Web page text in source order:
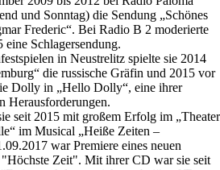
und Sonntag) die Sendung „Schönes
Frederic“. Bei Radio B 2 moderierte
Schlagersendung.
in Neustrelitz spielte sie 2014
die russische Gräfin und 2015 vor
Dolly in „Hello Dolly“, eine ihrer
Herausforderungen.
seit 2015 mit großem Erfolg im „Theater
im Musical „Heiße Zeiten –
war Premiere eines neuen
"Höchste Zeit". Mit ihrer CD war sie seit